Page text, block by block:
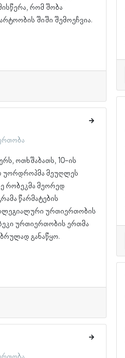
რომ შობა
შიში შემოეჩვია.
ოთხშაბათს, 10-ის
უორდროპმა მეუღლეს
რობეკმა მეორედ
წარმატების
ურთიერთობის
ურთიერთობის ერთმა
განაწყო.